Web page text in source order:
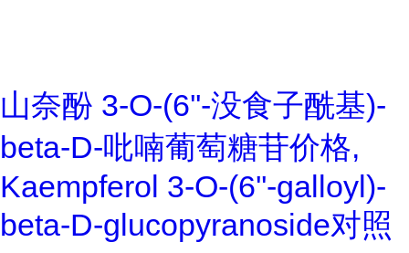
山奈酚 3-O-(6''-没食子酰基)-
beta-D-吡喃葡萄糖苷价格,
Kaempferol 3-O-(6''-galloyl)-
beta-D-glucopyranoside对照